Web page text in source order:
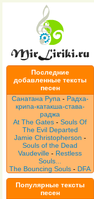
Последние
добавленные тексты
песен
Санатана Рупа - Радха-
крипа-катакша-става-
раджа
At The Gates -Souls Of
The Evil Departed
Jamie Christopherson -
Souls of the Dead
Vaudeville- Restless
Souls...
The Bouncing Souls - DFA
Популярные тексты
песен